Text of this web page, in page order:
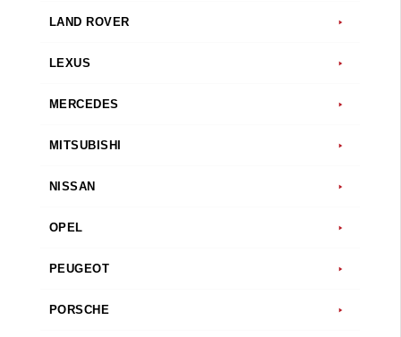
LAND ROVER
LEXUS
MERCEDES
MITSUBISHI
NISSAN
OPEL
PEUGEOT
PORSCHE